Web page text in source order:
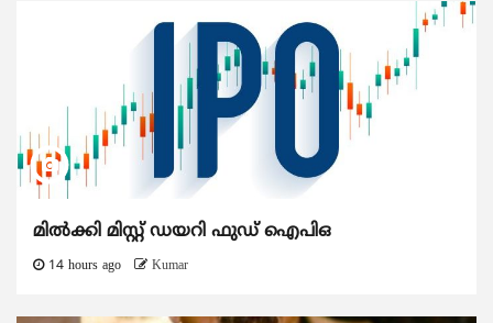
മിൽക്കി മിസ്റ്റ് ഡയറി ഫുഡ് ഐപിഒ
14 hours ago Kumar